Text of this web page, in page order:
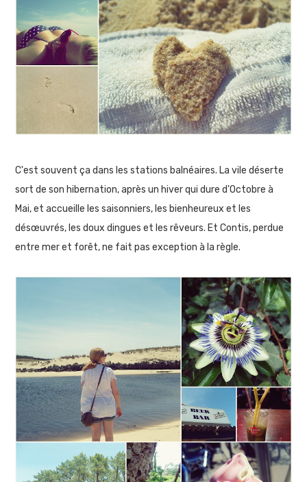
C'est souvent ça dans les stations balnéaires. La vile déserte
sort de son hibernation, après un hiver qui dure d'Octobre à
Mai, et accueille les saisonniers, les bienheureux et les
désœuvrés, les doux dingues et les rêveurs. Et Contis, perdue
entre mer et forêt, ne fait pas exception à la règle.